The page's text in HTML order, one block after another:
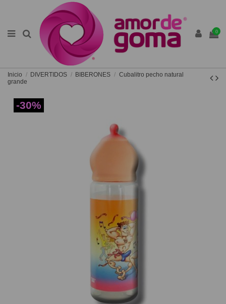
0
Inicio DIVERTIDOS BIBERONES
Cubalitro pecho natural
grande
-30%